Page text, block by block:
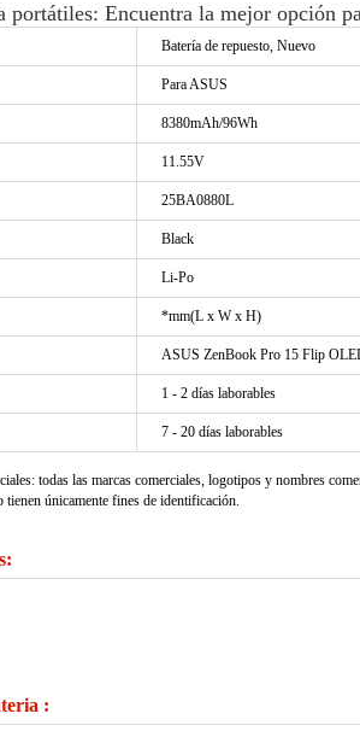
portátiles: Encuentra la mejor opción
Batería de repuesto, Nuevo
Para ASUS
8380mAh/96Wh
11.55V
25BA0880L
Black
Li-Po
*mm(L x W x H)
ASUS ZenBook Pro 15 Flip
1 - 2 días laborables
7 - 20 días laborables
todas las marcas comerciales, logotipos y nombres
únicamente fines de identificación.
: